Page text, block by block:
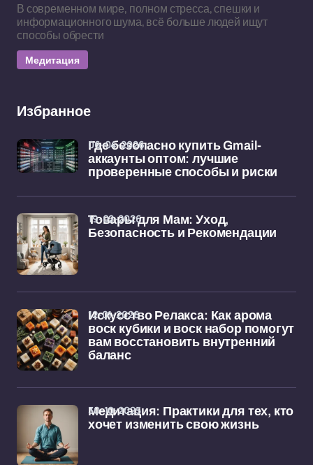
В современном мире, полном стресса, спешки и
информационного шума, всё больше людей ищут
способы обрести
Медитация
Избранное
Где безопасно купить Gmail-
аккаунты оптом: лучшие
проверенные способы и риски
06-04-2026
Товары для Мам: Уход,
Безопасность и Рекомендации
19-02-2026
Искусство Релакса: Как арома
воск кубики и воск набор помогут
вам восстановить внутренний
баланс
12-01-2026
Медитация: Практики для тех, кто
хочет изменить свою жизнь
30-10-2025